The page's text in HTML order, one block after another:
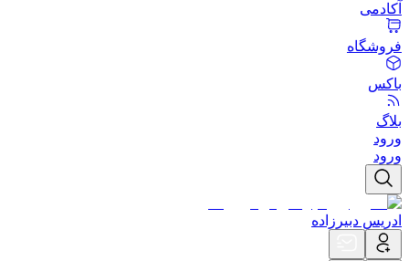
آکادمی
فروشگاه
باکس
بلاگ
ورود
ورود
ادریس دبیرزاده